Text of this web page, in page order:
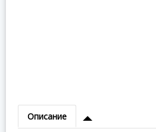
Описание